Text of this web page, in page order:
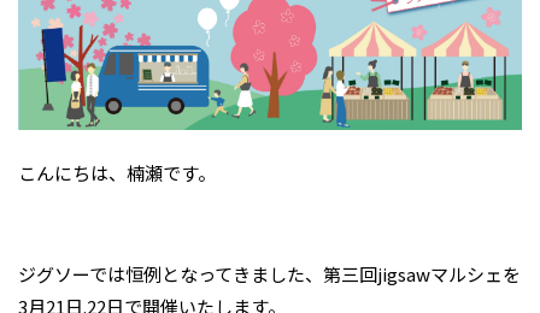
こんにちは、楠瀬です。
ジグソーでは恒例となってきました、第三回jigsawマルシェを
3月21日.22日で開催いたします。